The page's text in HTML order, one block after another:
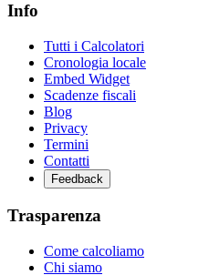
Info
Tutti i Calcolatori
Cronologia locale
Embed Widget
Scadenze fiscali
Blog
Privacy
Termini
Contatti
Feedback
Trasparenza
Come calcoliamo
Chi siamo